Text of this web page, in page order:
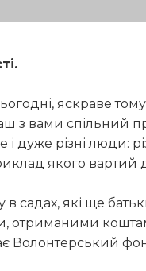
яскраве
з вами спільний
дуже різні люди:
якого
садах, які ще
отриманими
Волонтерський